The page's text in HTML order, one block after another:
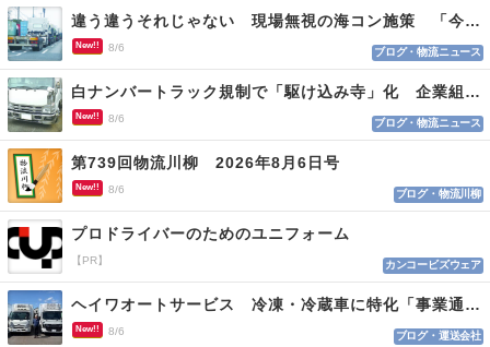
違う違うそれじゃない 現場無視の海コン施策 「今でも平均２～３時間は待つ」
New!! 8/6 ブログ・物流ニュース
白ナンバートラック規制で「駆け込み寺」化 企業組合が入会基準を見直しへ
New!! 8/6 ブログ・物流ニュース
第739回物流川柳 2026年8月6日号
New!! 8/6 ブログ・物流川柳
プロドライバーのためのユニフォーム
【PR】 カンコービズウェア
ヘイワオートサービス 冷凍・冷蔵車に特化「事業通じ貢献目指す」
New!! 8/6 ブログ・運送会社